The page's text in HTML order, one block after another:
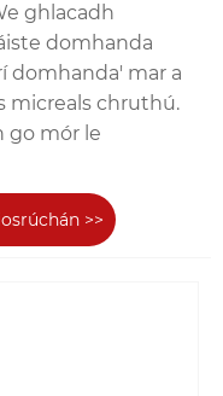
ghlacadh
domhanda
domhanda' mar a
micreals chruthú.
go mór le
>>